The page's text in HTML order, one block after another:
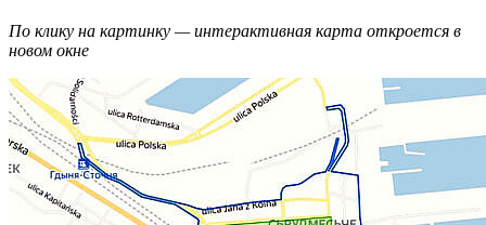
По клику на картинку — интерактивная карта откроется в
новом окне